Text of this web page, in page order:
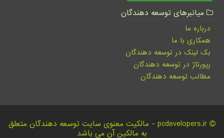
میانبرهای توسعه دهندگان
درباره ما
همکاری با ما
بک لینک در توسعه دهندگان
رپورتاژ در توسعه دهندگان
مطالب توسعه دهندگان
pcdevelopers.ir - مالکیت معنوی سایت توسعه دهندگان متعلق
به مالکین آن می باشد